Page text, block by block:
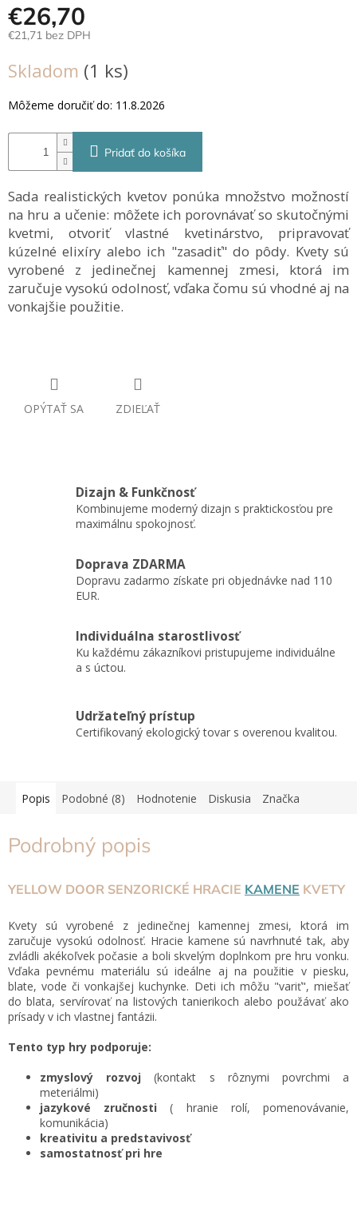
Prihlásenie
€26,70
€21,71 bez DPH
cena:
Skladom (1 ks)
Môžeme doručiť do: 11.8.2026
Pridať do košíka
Sada realistických kvetov ponúka množstvo možností
na hru a učenie: môžete ich porovnávať so skutočnými
kvetmi, otvoriť vlastné kvetinárstvo, pripravovať
kúzelné elixíry alebo ich "zasadiť" do pôdy. Kvety sú
vyrobené z jedinečnej kamennej zmesi, ktorá im
zaručuje vysokú odolnosť, vďaka čomu sú vhodné aj na
vonkajšie použitie.
OPÝTAŤ SA ZDIEĽAŤ
Dizajn & Funkčnosť
Kombinujeme moderný dizajn s praktickosťou pre
maximálnu spokojnosť.
Doprava ZDARMA
Dopravu zadarmo získate pri objednávke nad 110
EUR.
Individuálna starostlivosť
Ku každému zákazníkovi pristupujeme individuálne
a s úctou.
Udržateľný prístup
Certifikovaný ekologický tovar s overenou kvalitou.
Popis Podobné (8) Hodnotenie Diskusia Značka
Podrobný popis
YELLOW DOOR SENZORICKÉ HRACIE KAMENE KVETY
Kvety sú vyrobené z jedinečnej kamennej zmesi, ktorá im
zaručuje vysokú odolnosť. Hracie kamene sú navrhnuté tak, aby
zvládli akékoľvek počasie a boli skvelým doplnkom pre hru vonku.
Vďaka pevnému materiálu sú ideálne aj na použitie v piesku,
blate, vode či vonkajšej kuchynke. Deti ich môžu "variť", miešať
do blata, servírovať na listových tanierikoch alebo použávať ako
prísady v ich vlastnej fantázii.
Tento typ hry podporuje:
zmyslový rozvoj(kontakt s rôznymi povrchmi a
meteriálmi)
jazykové zručnosti ( hranie rolí, pomenovávanie,
komunikácia)
kreativitu a predstavivosť
samostatnosť pri hre